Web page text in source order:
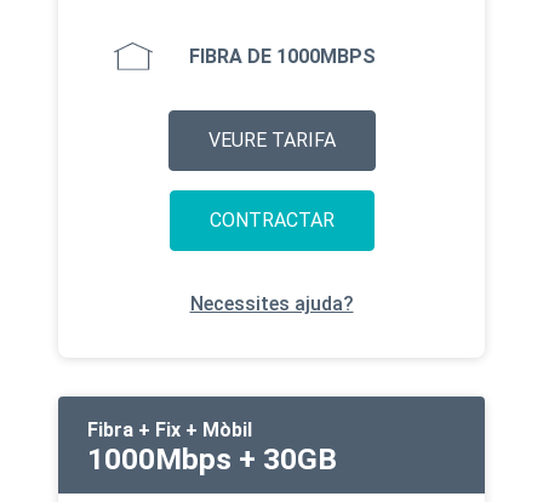
FIBRA DE 1000MBPS
VEURE TARIFA
CONTRACTAR
Necessites ajuda?
Fibra + Fix + Mòbil
1000Mbps + 30GB